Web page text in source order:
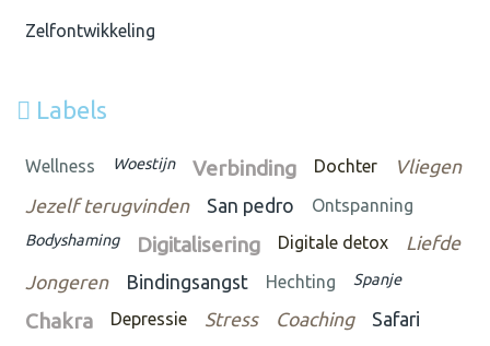
Zelfontwikkeling
Labels
Wellness Woestijn Verbinding Dochter
Vliegen
Jezelf terugvinden
San pedro Ontspanning
Bodyshaming Digitalisering Digitale detox
Liefde
Jongeren
Bindingsangst Hechting Spanje
Chakra Depressie Stress Coaching Safari